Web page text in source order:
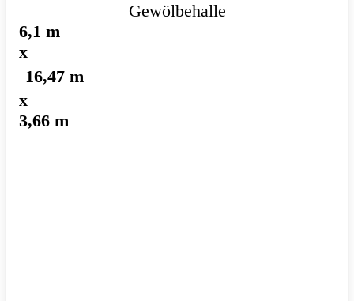
Gewölbehalle
6,1 m
x
16,47 m
x
3,66 m